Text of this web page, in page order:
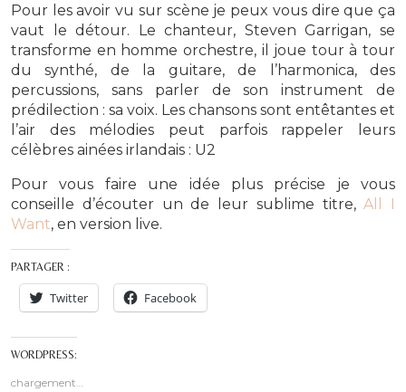
Pour les avoir vu sur scène je peux vous dire que ça
vaut le détour. Le chanteur, Steven Garrigan, se
transforme en homme orchestre, il joue tour à tour
du synthé, de la guitare, de l’harmonica, des
percussions, sans parler de son instrument de
prédilection : sa voix. Les chansons sont entêtantes et
l’air des mélodies peut parfois rappeler leurs
célèbres ainées irlandais : U2
Pour vous faire une idée plus précise je vous
conseille d’écouter un de leur sublime titre,All I
Want, en version live.
PARTAGER :
Twitter Facebook
WORDPRESS:
chargement…